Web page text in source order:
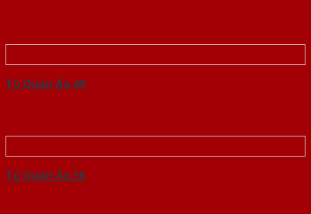
Tủ Quần Áo 49
Tủ Quần Áo 36